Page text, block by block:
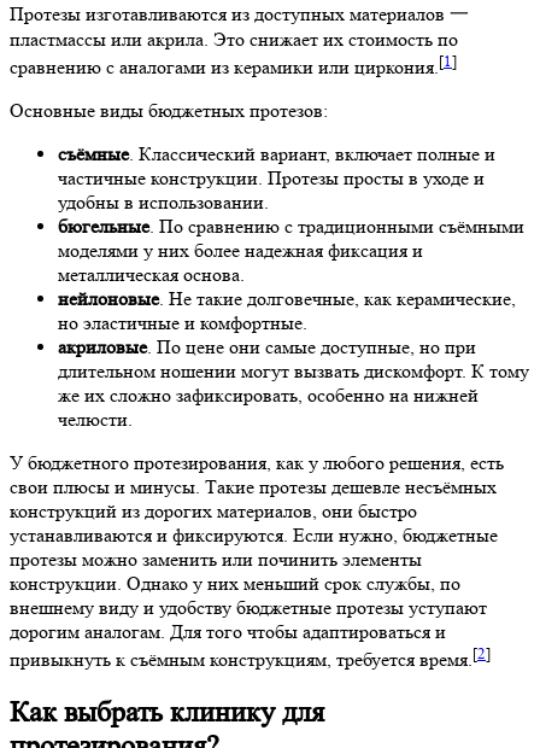
Протезы изготавливаются из доступных материалов 一
пластмассы или акрила. Это снижает их стоимость по
сравнению с аналогами из керамики или циркония.[1 ]
Основные виды бюджетных протезов:
съёмные. Классический вариант, включает полные и
частичные конструкции. Протезы просты в уходе и
удобны в использовании.
бюгельные. По сравнению с традиционными съёмными
моделями у них более надежная фиксация и
металлическая основа.
нейлоновые. Не такие долговечные, как керамические,
но эластичные и комфортные.
акриловые. По цене они самые доступные, но при
длительном ношении могут вызвать дискомфорт. К тому
же их сложно зафиксировать, особенно на нижней
челюсти.
У бюджетного протезирования, как у любого решения, есть
свои плюсы и минусы. Такие протезы дешевле несъёмных
конструкций из дорогих материалов, они быстро
устанавливаются и фиксируются. Если нужно, бюджетные
протезы можно заменить или починить элементы
конструкции. Однако у них меньший срок службы, по
внешнему виду и удобству бюджетные протезы уступают
дорогим аналогам. Для того чтобы адаптироваться и
привыкнуть к съёмным конструкциям, требуется время.[2]
Как выбрать клинику для